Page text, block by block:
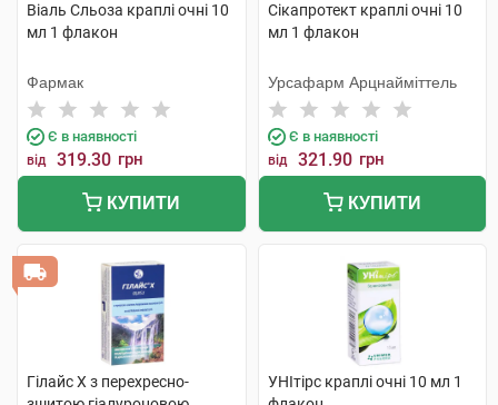
Віаль Сльоза краплі очні 10
мл 1 флакон
Фармак
Є в наявності
від 319.30 грн
КУПИТИ
Сікапротект краплі очні 10
мл 1 флакон
Урсафарм Арцнайміттель
Є в наявності
від 321.90 грн
КУПИТИ
Гілайс Х з перехресно-
УНІтірс краплі очні 10 мл 1